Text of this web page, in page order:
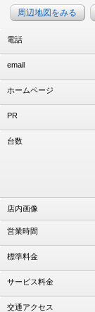
周辺地図をみる
電話
email
ホームページ
PR
台数
店内画像
営業時間
標準料金
サービス料金
交通アクセス